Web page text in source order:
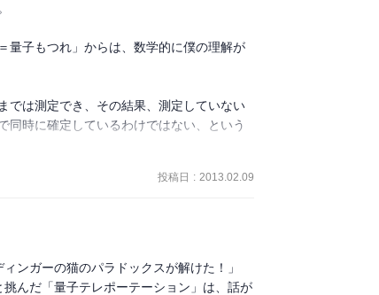
とだけは、なんとかわかったように思いま
量子もつれ」からは、数学的に僕の理解が
では測定でき、その結果、測定していない
同時に確定しているわけではない、という
投稿日 : 2013.02.09
ンガーの猫のパラドックスが解けた！」
んだ「量子テレポーテーション」は、話が